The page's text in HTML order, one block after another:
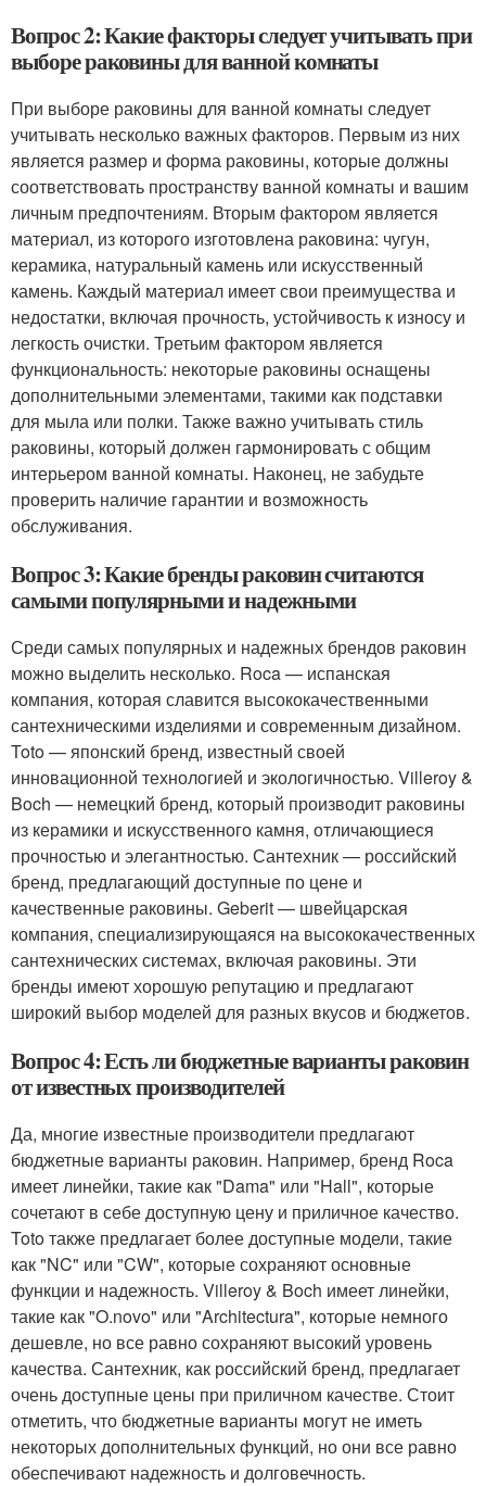
Вопрос 2: Какие факторы следует учитывать при
выборе раковины для ванной комнаты
При выборе раковины для ванной комнаты следует
учитывать несколько важных факторов. Первым из них
является размер и форма раковины, которые должны
соответствовать пространству ванной комнаты и вашим
личным предпочтениям. Вторым фактором является
материал, из которого изготовлена раковина: чугун,
керамика, натуральный камень или искусственный
камень. Каждый материал имеет свои преимущества и
недостатки, включая прочность, устойчивость к износу и
легкость очистки. Третьим фактором является
функциональность: некоторые раковины оснащены
дополнительными элементами, такими как подставки
для мыла или полки. Также важно учитывать стиль
раковины, который должен гармонировать с общим
интерьером ванной комнаты. Наконец, не забудьте
проверить наличие гарантии и возможность
обслуживания.
Вопрос 3: Какие бренды раковин считаются
самыми популярными и надежными
Среди самых популярных и надежных брендов раковин
можно выделить несколько. Roca — испанская
компания, которая славится высококачественными
сантехническими изделиями и современным дизайном.
Toto — японский бренд, известный своей
инновационной технологией и экологичностью. Villeroy &
Boch — немецкий бренд, который производит раковины
из керамики и искусственного камня, отличающиеся
прочностью и элегантностью. Сантехник — российский
бренд, предлагающий доступные по цене и
качественные раковины. Geberit — швейцарская
компания, специализирующаяся на высококачественных
сантехнических системах, включая раковины. Эти
бренды имеют хорошую репутацию и предлагают
широкий выбор моделей для разных вкусов и бюджетов.
Вопрос 4: Есть ли бюджетные варианты раковин
от известных производителей
Да, многие известные производители предлагают
бюджетные варианты раковин. Например, бренд Roca
имеет линейки, такие как "Dama" или "Hall", которые
сочетают в себе доступную цену и приличное качество.
Toto также предлагает более доступные модели, такие
как "NC" или "CW", которые сохраняют основные
функции и надежность. Villeroy & Boch имеет линейки,
такие как "O.novo" или "Architectura", которые немного
дешевле, но все равно сохраняют высокий уровень
качества. Сантехник, как российский бренд, предлагает
очень доступные цены при приличном качестве. Стоит
отметить, что бюджетные варианты могут не иметь
некоторых дополнительных функций, но они все равно
обеспечивают надежность и долговечность.